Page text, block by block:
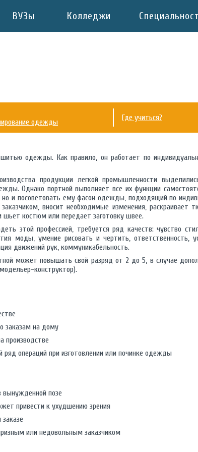
ВУЗы Колледжи
одежды
Где учиться?
одежды. Как правило, он работает по
продукции легкой промышленности
Однако портной выполняет все их функции
но и посоветовать ему фасон одежды, подходящий по
вносит необходимые изменения, раскраивает
костюм или передает заготовку швее.
этой профессией, требуется ряд качеств: чувство
моды, умение рисовать и чертить, ответственность,
движений рук, коммуникабельность.
может повышать свой разряд от 2 до 5, в случае
конструктор).
заказам на дому
производстве
операций при изготовлении или починке одежды
вынужденной позе
привести к ухудшению зрения
или недовольным заказчиком